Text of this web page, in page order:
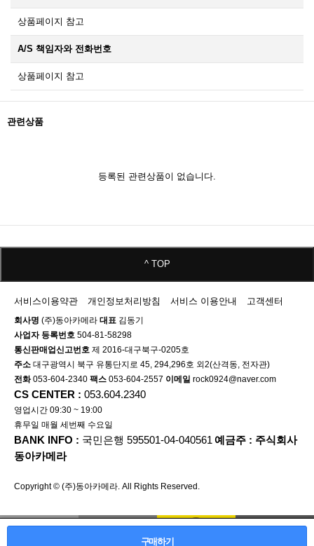
구매하기
상품페이지 참고
A/S 책임자와 전화번호
상품페이지 참고
관련상품
등록된 관련상품이 없습니다.
^ TOP
서비스이용약관 개인정보처리방침 서비스 이용안내 고객센터
회사명 (주)동아카메라 대표 김동기
사업자 등록번호 504-81-58298
통신판매업신고번호 제 2016-대구북구-0205호
주소 대구광역시 북구 유통단지로 45, 294,296호 외2(산격동, 전자관)
전화053-604-2340 팩스 053-604-2557 이메일 rock0924@naver.com
CS CENTER : 053.604.2340
영업시간 09:30 ~ 19:00
휴무일 매월 세번째 수요일
BANK INFO : 국민은행 595501-04-040561 예금주 : 주식회사
동아카메라
Copyright © (주)동아카메라. All Rights Reserved.